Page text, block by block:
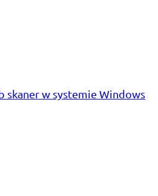
skaner w systemie Windows